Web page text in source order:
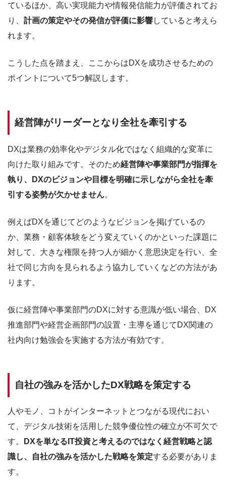
ているほか、高い実現能力や情報発信能力が評価されてお
り、 計画の策定やその発信が評価に影響していると考えら
れます。
こうした点を踏まえ、ここからはDXを成功させるための
ポイントについて5つ解説します。
経営陣がリーダーとなり全社を牽引する
DXは業務の効率化やデジタル化ではなく組織的な変革に
向けた取り組みです。そのため経営陣や事業部門が指揮を
執り、DXのビジョンや目標を明確に示しながら全社を牽
引する姿勢が欠かせません。
例えばDXを通じてどのようなビジョンを掲げているの
か、業務・顧客体験をどう変えていくのかといった課題に
対して、大きな権限を持つ人が細かく意思決定を行い、全
社で同じ方向を見られるよう協力していくなどの方法があ
ります。
仮に経営陣や事業部門のDXに対する意識が低い場合、DX
推進部門や経営企画部門の設置・主導を通じてDX関連の
社内向け勉強会を実施する方法が有効です。
自社の強みを活かしたDX戦略を策定する
人やモノ、コトがインターネットとつながる現代におい
て、デジタル技術を活用した競争優位性の確立が不可欠で
す。
DXを単なるIT投資と考えるのではなく経営戦略と認
識し、自社の強みを活かした戦略を策定する必要がありま
す。